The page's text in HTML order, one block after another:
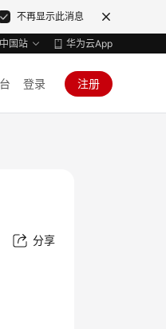
不再显示此消息
中国站 华为云App
登录 注册
分享